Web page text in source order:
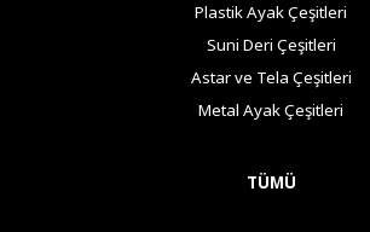
Plastik Ayak Çeşitleri
Suni Deri Çeşitleri
Astar ve Tela Çeşitleri
Metal Ayak Çeşitleri
TÜMÜ